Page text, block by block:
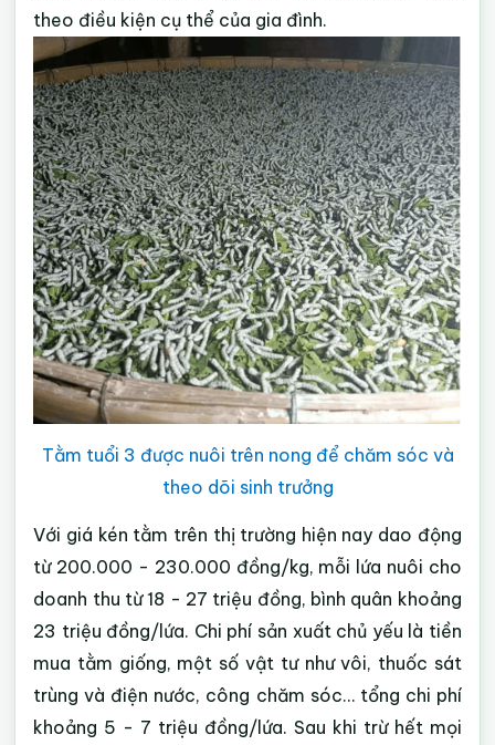
theo điều kiện cụ thể của gia đình.
Tằm tuổi 3 được nuôi trên nong để chăm sóc và
theo dõi sinh trưởng
Với giá kén tằm trên thị trường hiện nay dao động
từ 200.000 - 230.000 đồng/kg, mỗi lứa nuôi cho
doanh thu từ 18 - 27 triệu đồng, bình quân khoảng
23 triệu đồng/lứa. Chi phí sản xuất chủ yếu là tiền
mua tằm giống, một số vật tư như vôi, thuốc sát
trùng và điện nước, công chăm sóc… tổng chi phí
khoảng 5 - 7 triệu đồng/lứa. Sau khi trừ hết mọi